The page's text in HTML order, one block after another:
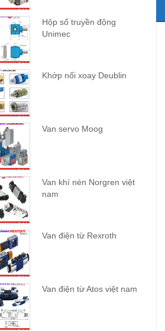
Hộp số truyền động
Unimec
Khớp nối xoay Deublin
Van servo Moog
Van khí nén Norgren việt
nam
Van điện từ Rexroth
Van điện từ Atos việt nam